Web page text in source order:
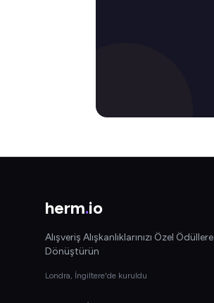
herm.io
Alışveriş Alışkanlıklarınızı Özel Ödüllere
Dönüştürün
Londra, İngiltere'de kuruldu